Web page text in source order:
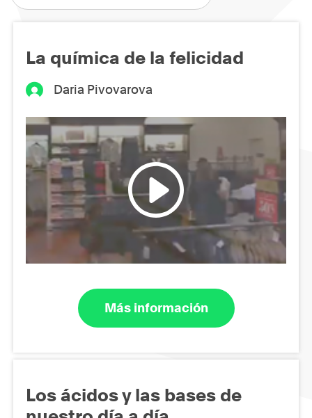
La química de la felicidad
Daria Pivovarova
Más información
Los ácidos y las bases de